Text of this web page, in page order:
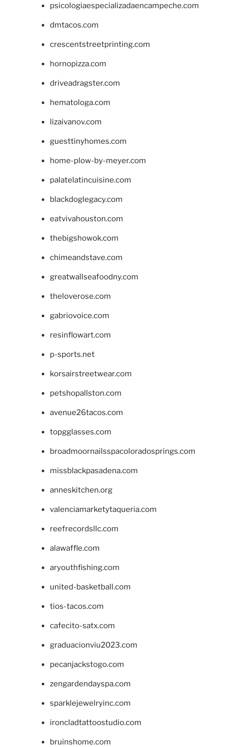
psicologiaespecializadaencampeche.com
dmtacos.com
crescentstreetprinting.com
hornopizza.com
driveadragster.com
hematologa.com
lizaivanov.com
guesttinyhomes.com
home-plow-by-meyer.com
palatelatincuisine.com
blackdoglegacy.com
eatvivahouston.com
thebigshowok.com
chimeandstave.com
greatwallseafoodny.com
theloverose.com
gabriovoice.com
resinflowart.com
p-sports.net
korsairstreetwear.com
petshopallston.com
avenue26tacos.com
topgglasses.com
broadmoornailsspacoloradosprings.com
missblackpasadena.com
anneskitchen.org
valenciamarketytaqueria.com
reefrecordsllc.com
alawaffle.com
aryouthfishing.com
united-basketball.com
tios-tacos.com
cafecito-satx.com
graduacionviu2023.com
pecanjackstogo.com
zengardendayspa.com
sparklejewelryinc.com
ironcladtattoostudio.com
bruinshome.com